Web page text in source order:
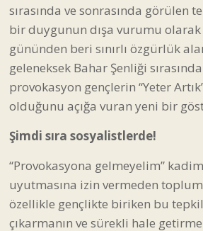
sırasında ve sonrasında görülen
bir duygunun dışa vurumu olarak
gününden beri sınırlı özgürlük
geleneksek Bahar Şenliği
provokasyon gençlerin “Yeter
olduğunu açığa vuran yeni bir
Şimdi sıra sosyalistlerde!
“Provokasyona gelmeyelim”
uyutmasına izin vermeden
özellikle gençlikte biriken bu
çıkarmanın ve sürekli hale